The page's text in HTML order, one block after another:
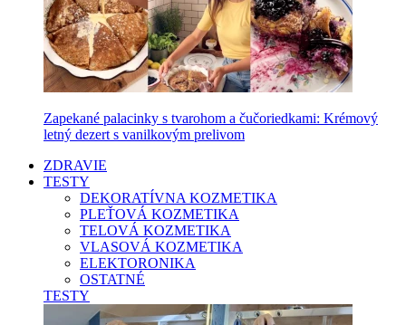
Zapekané palacinky s tvarohom a čučoriedkami: Krémový
letný dezert s vanilkovým prelivom
ZDRAVIE
TESTY
DEKORATÍVNA KOZMETIKA
PLEŤOVÁ KOZMETIKA
TELOVÁ KOZMETIKA
VLASOVÁ KOZMETIKA
ELEKTORONIKA
OSTATNÉ
TESTY